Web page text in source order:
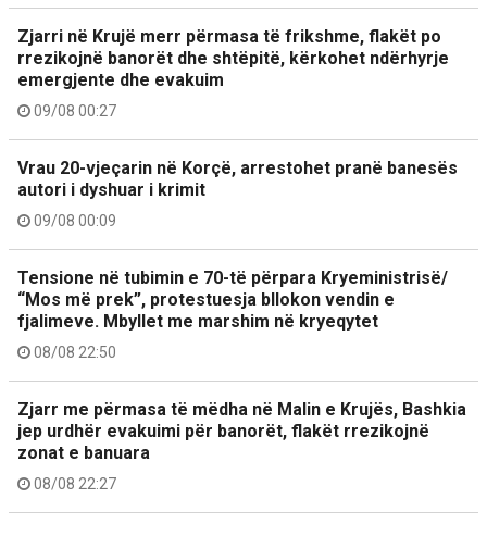
Zjarri në Krujë merr përmasa të frikshme, flakët po
rrezikojnë banorët dhe shtëpitë, kërkohet ndërhyrje
emergjente dhe evakuim
09/08 00:27
Vrau 20-vjeçarin në Korçë, arrestohet pranë banesës
autori i dyshuar i krimit
09/08 00:09
Tensione në tubimin e 70-të përpara Kryeministrisë/
“Mos më prek”, protestuesja bllokon vendin e
fjalimeve. Mbyllet me marshim në kryeqytet
08/08 22:50
Zjarr me përmasa të mëdha në Malin e Krujës, Bashkia
jep urdhër evakuimi për banorët, flakët rrezikojnë
zonat e banuara
08/08 22:27